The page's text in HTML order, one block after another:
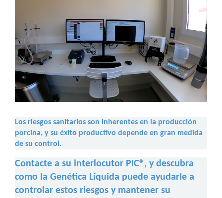
Los riesgos sanitarios son inherentes en la producción
porcina, y su éxito productivo depende en gran medida
de su control.
Contacte a su interlocutor PIC®, y descubra
como la Genética Líquida puede ayudarle a
controlar estos riesgos y mantener su